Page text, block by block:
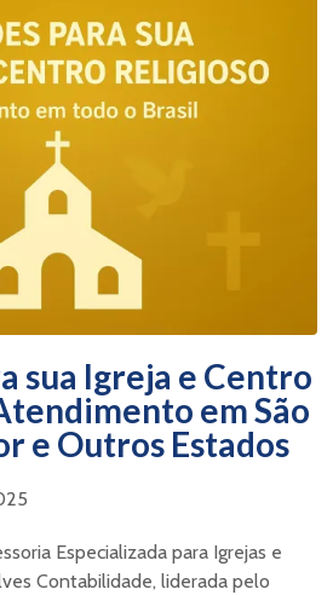
sua Igreja e Centro
em São
e Outros Estados
Especializada para Igrejas e
Contabilidade, liderada pelo